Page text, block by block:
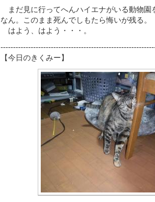
まだ見に行ってへんハイエナがいる動物園
なん。このまま死んでしもたら悔いが残る。
はよう、はよう・・・。
【今日のきくみー】